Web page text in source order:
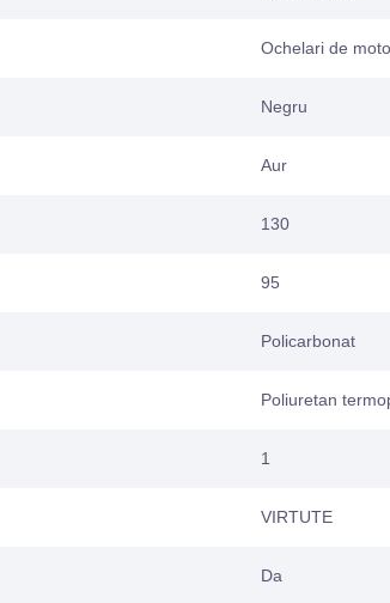
Ochelari de
Negru
Aur
130
95
Policarbonat
Poliuretan
1
VIRTUTE
Da